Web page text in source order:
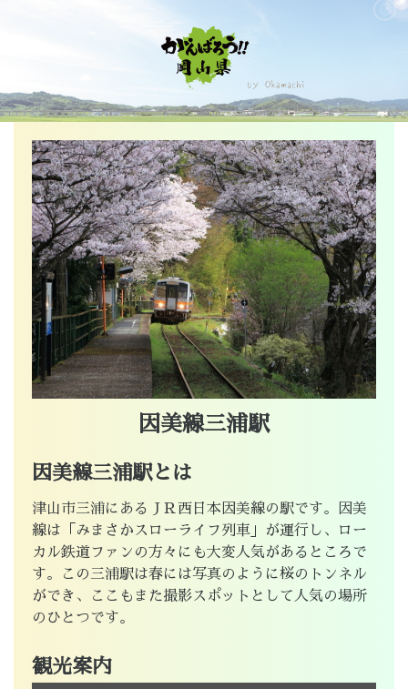
因美線三浦駅
因美線三浦駅とは
津山市三浦にあるＪＲ西日本因美線の駅です。因美
線は「みまさかスローライフ列車」が運行し、ロー
カル鉄道ファンの方々にも大変人気があるところで
す。この三浦駅は春には写真のように桜のトンネル
ができ、ここもまた撮影スポットとして人気の場所
のひとつです。
観光案内